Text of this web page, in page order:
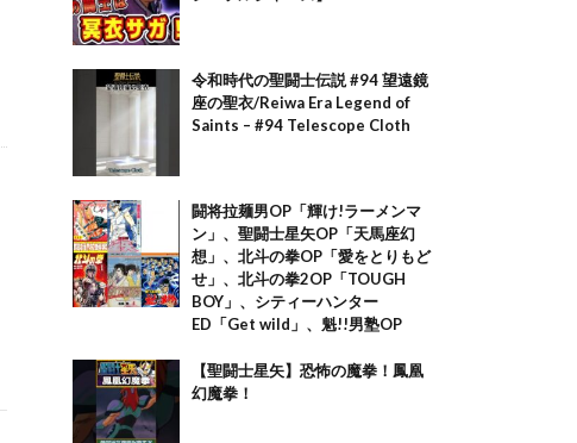
令和時代の聖闘士伝説 #94 望遠鏡
座の聖衣/Reiwa Era Legend of
Saints – #94 Telescope Cloth
闘将拉麺男OP「輝け!ラーメンマ
ン」、聖闘士星矢OP「天馬座幻
想」、北斗の拳OP「愛をとりもど
せ」、北斗の拳2OP「TOUGH
BOY」、シティーハンター
ED「Get wild」、魁!!男塾OP
【聖闘士星矢】恐怖の魔拳！鳳凰
幻魔拳！